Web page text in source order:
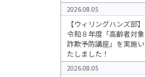
2026.08.05
【ウィリングハンズ部】
令和８年度「高齢者対象
詐欺予防講座」を実施い
たしました！
2026.08.05